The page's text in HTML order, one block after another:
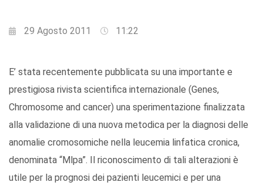
29 Agosto 2011 11:22
E’ stata recentemente pubblicata su una importante e
prestigiosa rivista scientifica internazionale (Genes,
Chromosome and cancer) una sperimentazione finalizzata
alla validazione di una nuova metodica per la diagnosi delle
anomalie cromosomiche nella leucemia linfatica cronica,
denominata “Mlpa”. Il riconoscimento di tali alterazioni è
utile per la prognosi dei pazienti leucemici e per una